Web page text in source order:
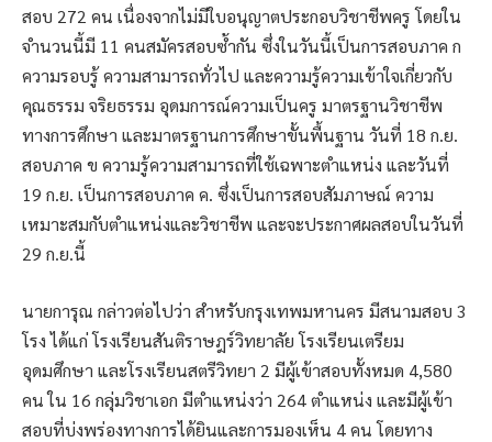
สอบ 272 คน เนื่องจากไม่มีใบอนุญาตประกอบวิชาชีพครู โดยใน
จำนวนนี้มี 11 คนสมัครสอบซ้ำกัน ซึ่งในวันนี้เป็นการสอบภาค ก
ความรอบรู้ ความสามารถทั่วไป และความรู้ความเข้าใจเกี่ยวกับ
คุณธรรม จริยธรรม อุดมการณ์ความเป็นครู มาตรฐานวิชาชีพ
ทางการศึกษา และมาตรฐานการศึกษาขั้นพื้นฐาน วันที่ 18 ก.ย.
สอบภาค ข ความรู้ความสามารถที่ใช้เฉพาะตำแหน่ง และวันที่
19 ก.ย. เป็นการสอบภาค ค. ซึ่งเป็นการสอบสัมภาษณ์ ความ
เหมาะสมกับตำแหน่งและวิชาชีพ และจะประกาศผลสอบในวันที่
29 ก.ย.นี้
นายการุณ กล่าวต่อไปว่า สำหรับกรุงเทพมหานคร มีสนามสอบ 3
โรง ได้แก่ โรงเรียนสันติราษฎร์วิทยาลัย โรงเรียนเตรียม
อุดมศึกษา และโรงเรียนสตรีวิทยา 2 มีผู้เข้าสอบทั้งหมด 4,580
คน ใน 16 กลุ่มวิชาเอก มีตำแหน่งว่า 264 ตำแหน่ง และมีผู้เข้า
สอบที่บ่งพร่องทางการได้ยินและการมองเห็น 4 คน โดยทาง